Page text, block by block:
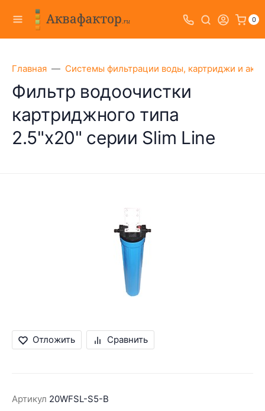
0
Главная Системы фильтрации воды, картриджи и
Фильтр водоочистки
картриджного типа
2.5"х20" серии Slim Line
Отложить Сравнить
Артикул 20WFSL-S5-B